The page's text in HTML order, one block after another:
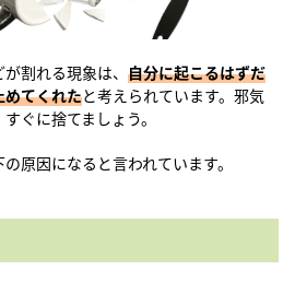
割れる現象は、 自分に起こるはずだ
めてくれたと考えられています。邪気
ぐに捨てましょう。
原因になると言われています。